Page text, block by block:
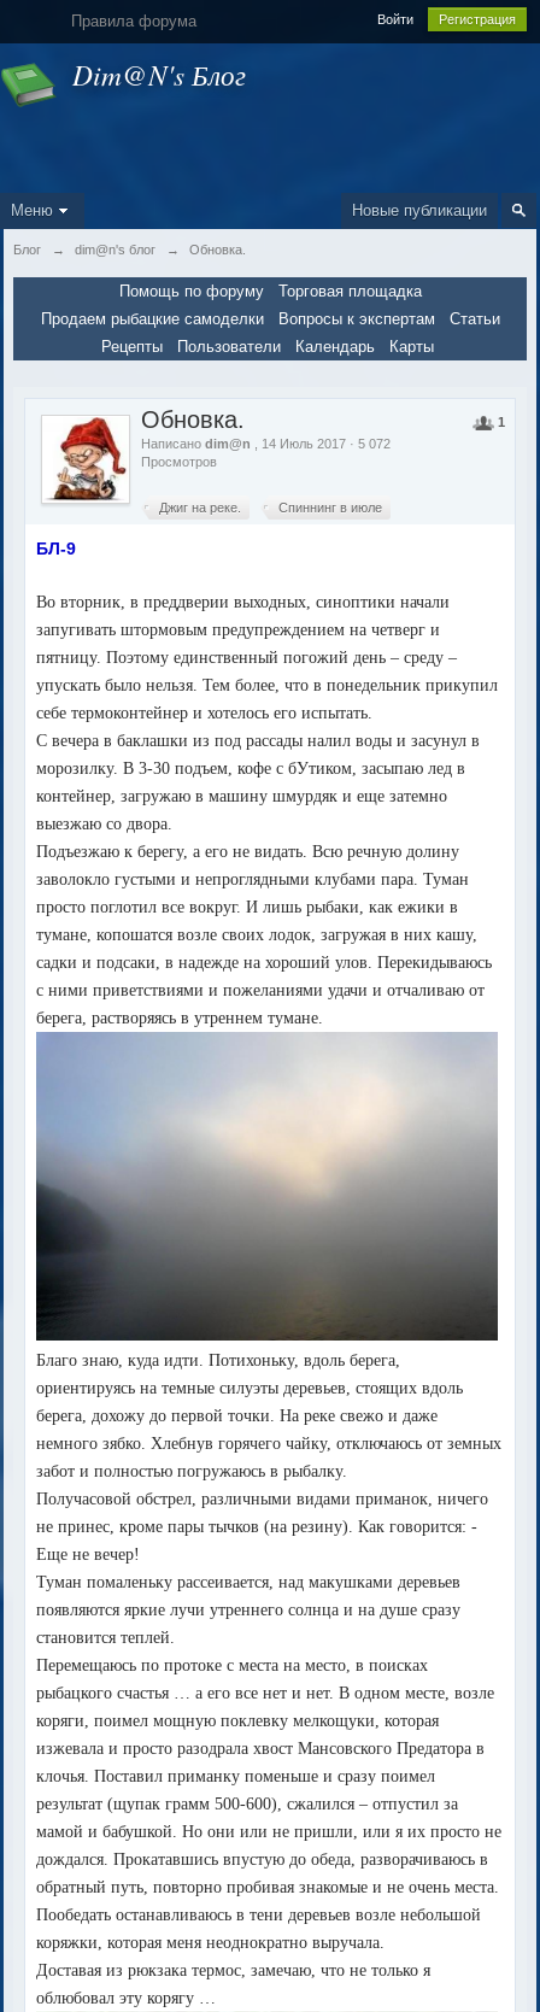
Правила форума Войти Регистрация
Dim@n's Блог
Новые публикации
Меню
Блог → dim@n's блог → Обновка.
Помощь по форуму
Торговая площадка
Продаем рыбацкие самоделки
Вопросы к экспертам
Статьи
Рецепты
Пользователи Календарь Карты
1
Обновка.
Написаноdim@n
, 14 Июль 2017 · 5 072
Просмотров
Джиг на реке. Спиннинг в июле
БЛ-9
Во вторник, в преддверии выходных, синоптики начали
запугивать штормовым предупреждением на четверг и
пятницу. Поэтому единственный погожий день – среду –
упускать было нельзя. Тем более, что в понедельник прикупил
себе термоконтейнер и хотелось его испытать.
С вечера в баклашки из под рассады налил воды и засунул в
морозилку. В 3-30 подъем, кофе с бУтиком, засыпаю лед в
контейнер, загружаю в машину шмурдяк и еще затемно
выезжаю со двора.
Подъезжаю к берегу, а его не видать. Всю речную долину
заволокло густыми и непроглядными клубами пара. Туман
просто поглотил все вокруг. И лишь рыбаки, как ежики в
тумане, копошатся возле своих лодок, загружая в них кашу,
садки и подсаки, в надежде на хороший улов. Перекидываюсь
с ними приветствиями и пожеланиями удачи и отчаливаю от
берега, растворяясь в утреннем тумане.
Благо знаю, куда идти. Потихоньку, вдоль берега,
ориентируясь на темные силуэты деревьев, стоящих вдоль
берега, дохожу до первой точки. На реке свежо и даже
немного зябко. Хлебнув горячего чайку, отключаюсь от земных
забот и полностью погружаюсь в рыбалку.
Получасовой обстрел, различными видами приманок, ничего
не принес, кроме пары тычков (на резину). Как говорится: -
Еще не вечер!
Туман помаленьку рассеивается, над макушками деревьев
появляются яркие лучи утреннего солнца и на душе сразу
становится теплей.
Перемещаюсь по протоке с места на место, в поисках
рыбацкого счастья … а его все нет и нет. В одном месте, возле
коряги, поимел мощную поклевку мелкощуки, которая
изжевала и просто разодрала хвост Мансовского Предатора в
клочья. Поставил приманку поменьше и сразу поимел
результат (щупак грамм 500-600), сжалился – отпустил за
мамой и бабушкой. Но они или не пришли, или я их просто не
дождался. Прокатавшись впустую до обеда, разворачиваюсь в
обратный путь, повторно пробивая знакомые и не очень места.
Пообедать останавливаюсь в тени деревьев возле небольшой
коряжки, которая меня неоднократно выручала.
Доставая из рюкзака термос, замечаю, что не только я
облюбовал эту корягу …